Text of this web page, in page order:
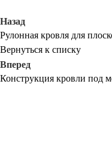
Назад
Рулонная кровля для
Вернуться к списку
Вперед
Конструкция кровли под